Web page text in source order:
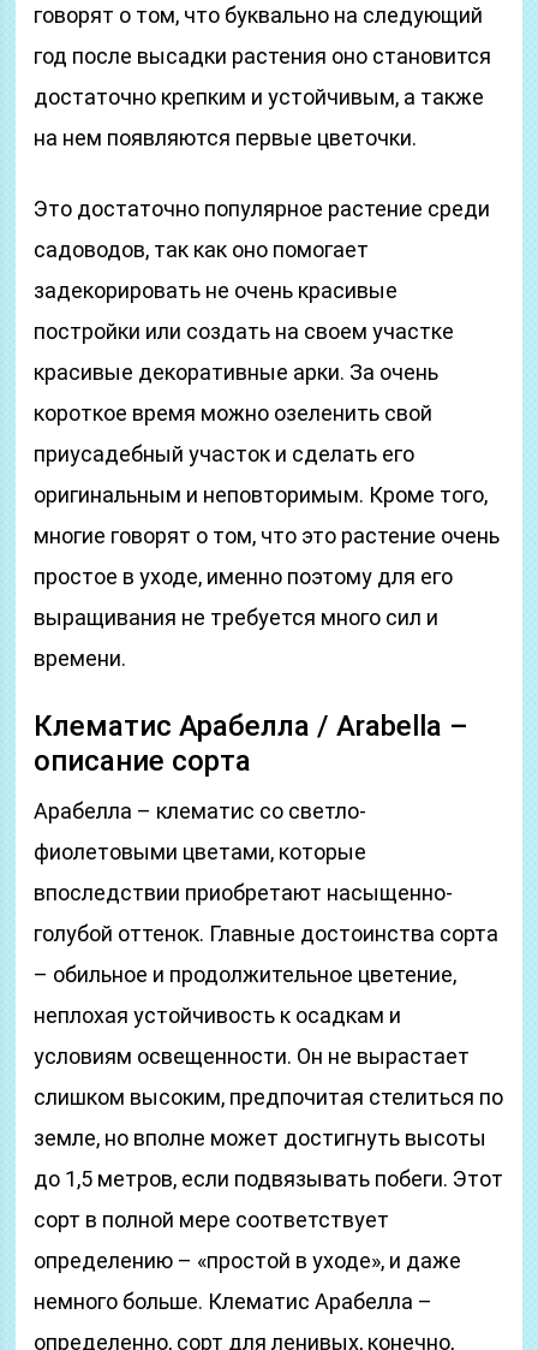
говорят о том, что буквально на следующий
год после высадки растения оно становится
достаточно крепким и устойчивым, а также
на нем появляются первые цветочки.
Это достаточно популярное растение среди
садоводов, так как оно помогает
задекорировать не очень красивые
постройки или создать на своем участке
красивые декоративные арки. За очень
короткое время можно озеленить свой
приусадебный участок и сделать его
оригинальным и неповторимым. Кроме того,
многие говорят о том, что это растение очень
простое в уходе, именно поэтому для его
выращивания не требуется много сил и
времени.
Клематис Арабелла / Arabella –
описание сорта
​Арабелла – клематис со светло-
фиолетовыми цветами, которые
впоследствии приобретают насыщенно-
голубой оттенок. Главные достоинства сорта
– обильное и продолжительное цветение,
неплохая устойчивость к осадкам и
условиям освещенности. Он не вырастает
слишком высоким, предпочитая стелиться по
земле, но вполне может достигнуть высоты
до 1,5 метров, если подвязывать побеги. Этот
сорт в полной мере соответствует
определению – «простой в уходе», и даже
немного больше. Клематис Арабелла –
определенно, сорт для ленивых, конечно,